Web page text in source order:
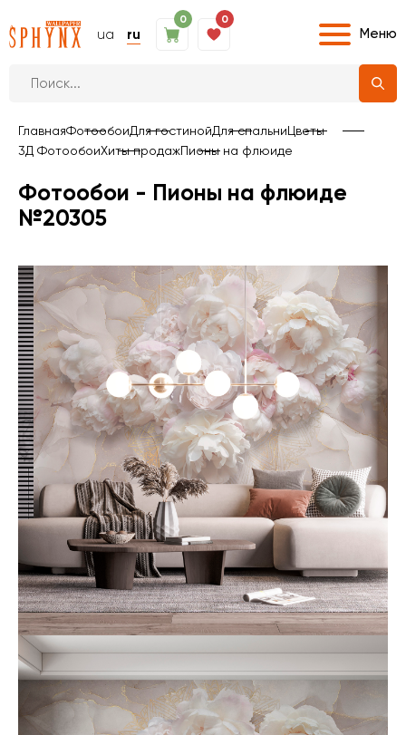
ua ru
0 0
Меню
ГлавнаяФотообоиДля гостинойДля спальниЦветы
3Д ФотообоиХиты продажПионы на флюиде
Фотообои - Пионы на флюиде
№20305